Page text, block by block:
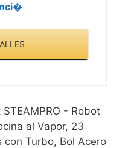
STEAMPRO - Robot
al Vapor, 23
con Turbo, Bol Acero